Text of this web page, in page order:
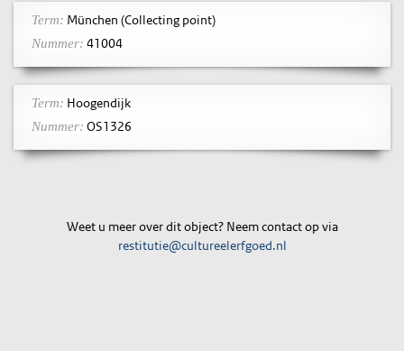
Term: München (Collecting point)
Nummer: 41004
Term: Hoogendijk
Nummer: OS1326
Weet u meer over dit object? Neem contact op via
restitutie@cultureelerfgoed.nl